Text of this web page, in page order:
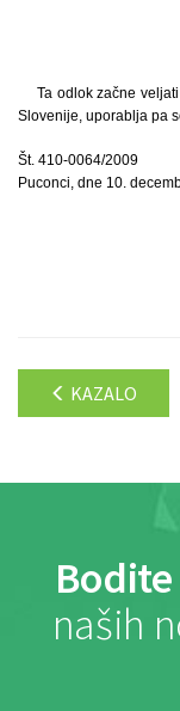
Ta odlok začne
Slovenije, uporablja pa
Št. 410-0064/2009
Puconci, dne 10.
KAZALO
naših